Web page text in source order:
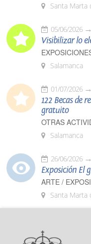
Santa Marta
05/06/2026
Visibilizar lo
Salamanca
01/07/2026
122 Becas de
gratuito
OTRAS
Salamanca
26/06/2026
Exposición El
ARTE /
Santa Marta